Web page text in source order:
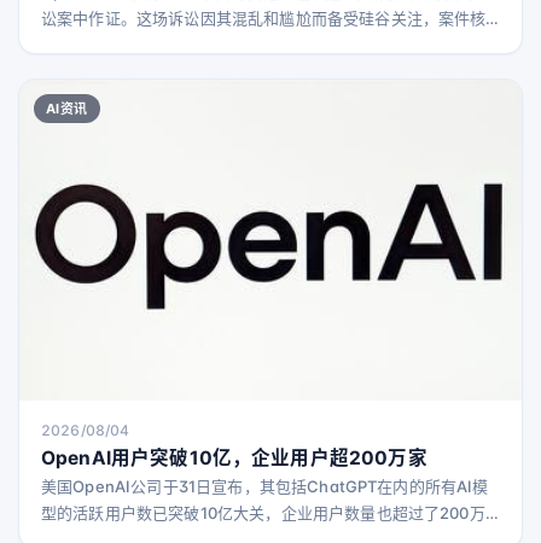
讼案中作证。这场诉讼因其混乱和尴尬而备受硅谷关注，案件核
重要会议上，竟然花了很长时间让大家一起看他手机上的表情
包，严重拖延了会议进程。 据《纽约时报》科技记者迈克·艾萨克
AI资讯
2026/08/04
OpenAI用户突破10亿，企业用户超200万家
美国OpenAI公司于31日宣布，其包括ChatGPT在内的所有AI模
型的活跃用户数已突破10亿大关，企业用户数量也超过了200万